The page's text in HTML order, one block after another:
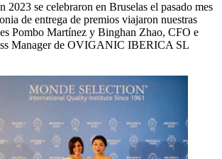
2023 se celebraron en Bruselas el pasado mes
de entrega de premios viajaron nuestras
Pombo Martínez y Binghan Zhao, CFO e
Manager de OVIGANIC IBERICA SL